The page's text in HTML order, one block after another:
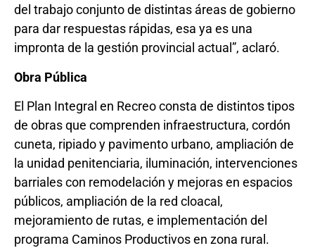
del trabajo conjunto de distintas áreas de gobierno
para dar respuestas rápidas, esa ya es una
impronta de la gestión provincial actual”, aclaró.
Obra Pública
El Plan Integral en Recreo consta de distintos tipos
de obras que comprenden infraestructura, cordón
cuneta, ripiado y pavimento urbano, ampliación de
la unidad penitenciaria, iluminación, intervenciones
barriales con remodelación y mejoras en espacios
públicos, ampliación de la red cloacal,
mejoramiento de rutas, e implementación del
programa Caminos Productivos en zona rural.